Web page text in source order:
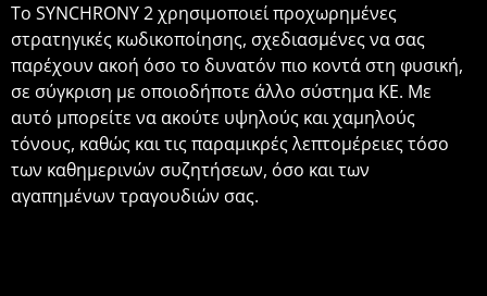
Το SYNCHRONY 2 χρησιμοποιεί προχωρημένες
στρατηγικές κωδικοποίησης, σχεδιασμένες να σας
παρέχουν ακοή όσο το δυνατόν πιο κοντά στη φυσική,
σε σύγκριση με οποιοδήποτε άλλο σύστημα ΚΕ. Με
αυτό μπορείτε να ακούτε υψηλούς και χαμηλούς
τόνους, καθώς και τις παραμικρές λεπτομέρειες τόσο
των καθημερινών συζητήσεων, όσο και των
αγαπημένων τραγουδιών σας.